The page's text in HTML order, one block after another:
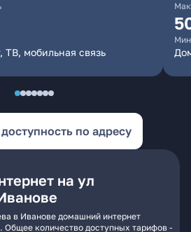
мобильная связь
по адресу
на ул
в Иванове домашний интернет
Общее количество доступных тарифов -